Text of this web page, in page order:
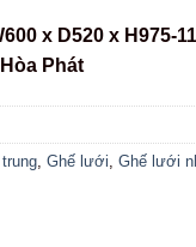
x D520 x H975-
Hòa Phát
Ghế lưới Ghế lưới